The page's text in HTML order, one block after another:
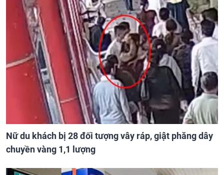
Nữ du khách bị 28 đối tượng vây ráp, giật phăng dây
chuyền vàng 1,1 lượng